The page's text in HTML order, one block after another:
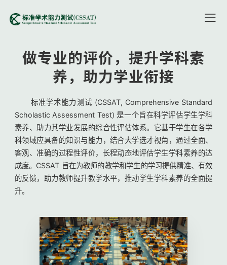
做专业的评价，提升学科素
养，助力学业衔接
标准学术能力测试 (CSSAT, Comprehensive Standard
Scholastic Assessment Test) 是一个旨在科学评估学生学科
素养、助力其学业发展的综合性评估体系。它基于学生在各学
科领域应具备的知识与能力，结合大学选才视角，通过全面、
客观、准确的过程性评价，长程动态地评估学生学科素养的达
成度。CSSAT 旨在为教师的教学和学生的学习提供精准、有效
的反馈，助力教师提升教学水平，推动学生学科素养的全面提
升。